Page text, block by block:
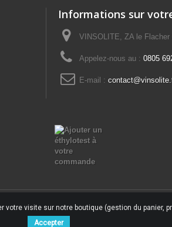
Informations sur
VINSOLITE, ZA le
Appelez-nous au : 0805
E-mail :
visite sur notre boutique (gestion du panier,
Accepter